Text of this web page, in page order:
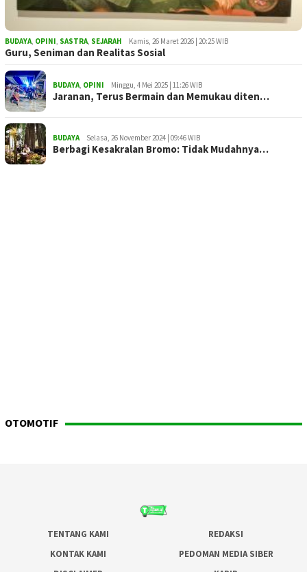
BUDAYA, OPINI, SASTRA, SEJARAH Kamis, 26 Maret 2026 | 20:25 WIB
Guru, Seniman dan Realitas Sosial
BUDAYA, OPINI Minggu, 4 Mei 2025 | 11:26 WIB
Jaranan, Terus Bermain dan Memukau diten…
BUDAYA Selasa, 26 November 2024 | 09:46 WIB
Berbagi Kesakralan Bromo: Tidak Mudahnya…
OTOMOTIF
TENTANG KAMI
REDAKSI
KONTAK KAMI
PEDOMAN MEDIA SIBER